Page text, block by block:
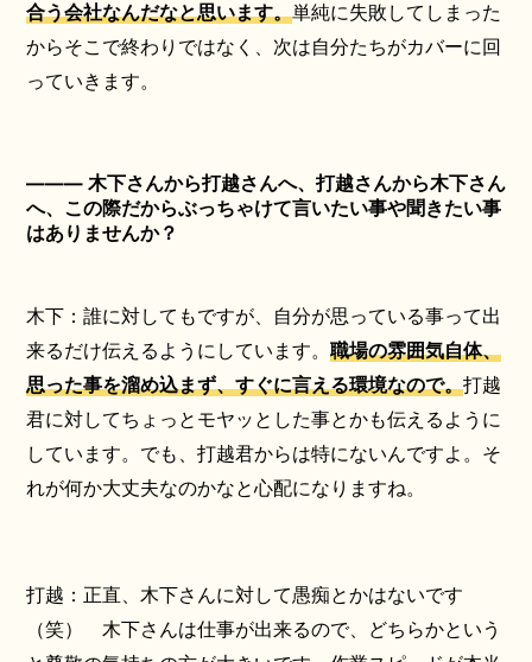
合う会社なんだなと思います。単純に失敗してしまった
からそこで終わりではなく、次は自分たちがカバーに回
っていきます。
――― 木下さんから打越さんへ、打越さんから木下さん
へ、この際だからぶっちゃけて言いたい事や聞きたい事
はありませんか？
木下：誰に対してもですが、自分が思っている事って出
来るだけ伝えるようにしています。 職場の雰囲気自体、
思った事を溜め込まず、すぐに言える環境なので。打越
君に対してちょっとモヤッとした事とかも伝えるように
しています。でも、打越君からは特にないんですよ。そ
れが何か大丈夫なのかなと心配になりますね。
打越：正直、木下さんに対して愚痴とかはないです
（笑） 木下さんは仕事が出来るので、どちらかという